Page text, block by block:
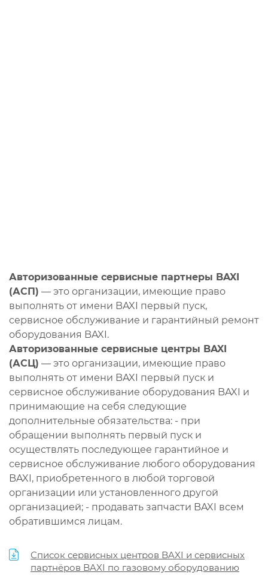
Авторизованные сервисные партнеры BAXI
(АСП) — это организации, имеющие право
выполнять от имени BAXI первый пуск,
сервисное обслуживание и гарантийный ремонт
оборудования BAXI.
Авторизованные сервисные центры BAXI
(АСЦ) — это организации, имеющие право
выполнять от имени BAXI первый пуск и
сервисное обслуживание оборудования BAXI и
принимающие на себя следующие
дополнительные обязательства: - при
обращении выполнять первый пуск и
осуществлять последующее гарантийное и
сервисное обслуживание любого оборудования
BAXI, приобретенного в любой торговой
организации или установленного другой
организацией; - продавать запчасти BAXI всем
обратившимся лицам.
Список сервисных центров BAXI и сервисных
партнёров BAXI по газовому оборудованию